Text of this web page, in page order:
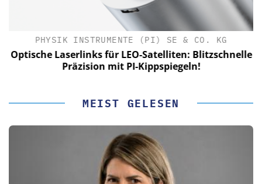
PHYSIK INSTRUMENTE (PI) SE & CO. KG
Optische Laserlinks für LEO-Satelliten: Blitzschnelle
Präzision mit PI-Kippspiegeln!
MEIST GELESEN